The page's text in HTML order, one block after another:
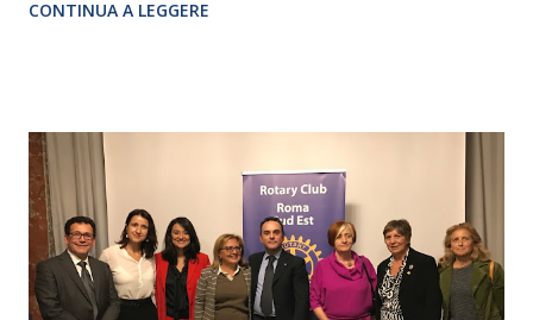
CONTINUA A LEGGERE